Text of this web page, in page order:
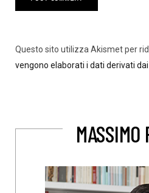
Questo sito utilizza Akismet per
vengono elaborati i dati derivati
MASSIMO